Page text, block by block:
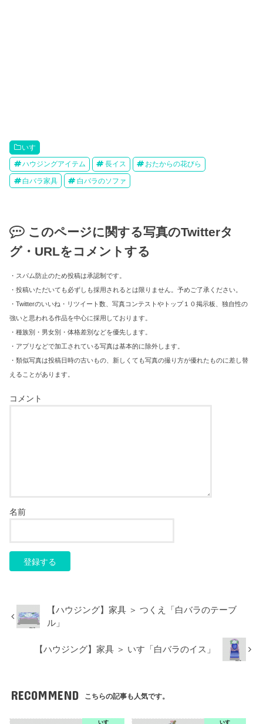
いす
ハウジングアイテム 長イス おたからの花びら
白バラ家具 白バラのソファ
このページに関する写真のTwitterタ
グ・URLをコメントする
・スパム防止のため投稿は承認制です。
・投稿いただいても必ずしも採用されるとは限りません。予めご了承ください。
・Twitterのいいね・リツイート数、写真コンテストやトップ１０掲示板、独自性の
強いと思われる作品を中心に採用しております。
・種族別・男女別・体格差別などを優先します。
・アプリなどで加工されている写真は基本的に除外します。
・類似写真は投稿日時の古いもの、新しくても写真の撮り方が優れたものに差し替
えることがあります。
コメント
名前
【ハウジング】家具 ＞ つくえ「白バラのテーブ
ル」
【ハウジング】家具 ＞ いす「白バラのイス」
RECOMMEND こちらの記事も人気です。
いす いす